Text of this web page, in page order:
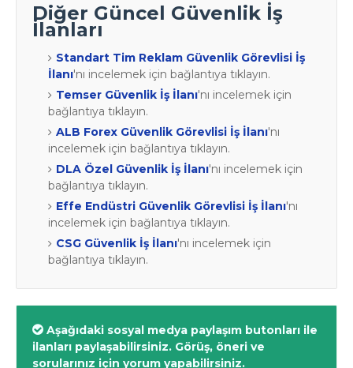
Diğer Güncel Güvenlik İş
İlanları
Standart Tim Reklam Güvenlik Görevlisi İş
İlanı'nı incelemek için bağlantıya tıklayın.
Temser Güvenlik İş İlanı'nı incelemek için
bağlantıya tıklayın.
ALB Forex Güvenlik Görevlisi İş İlanı'nı
incelemek için bağlantıya tıklayın.
DLA Özel Güvenlik İş İlanı'nı incelemek için
bağlantıya tıklayın.
Effe Endüstri Güvenlik Görevlisi İş İlanı'nı
incelemek için bağlantıya tıklayın.
CSG Güvenlik İş İlanı'nı incelemek için
bağlantıya tıklayın.
Aşağıdaki sosyal medya paylaşım butonları ile
ilanları paylaşabilirsiniz. Görüş, öneri ve
sorularınız için yorum yapabilirsiniz.